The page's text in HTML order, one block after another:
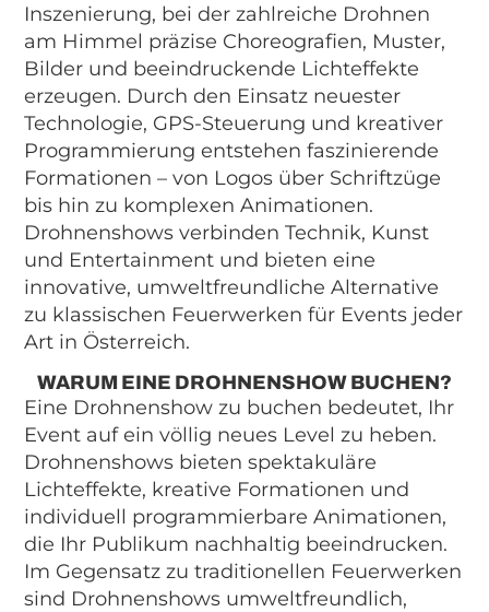
Inszenierung, bei der zahlreiche Drohnen
am Himmel präzise Choreografien, Muster,
Bilder und beeindruckende Lichteffekte
erzeugen. Durch den Einsatz neuester
Technologie, GPS-Steuerung und kreativer
Programmierung entstehen faszinierende
Formationen – von Logos über Schriftzüge
bis hin zu komplexen Animationen.
Drohnenshows verbinden Technik, Kunst
und Entertainment und bieten eine
innovative, umweltfreundliche Alternative
zu klassischen Feuerwerken für Events jeder
Art in Österreich.
WARUM EINE DROHNENSHOW BUCHEN?
Eine Drohnenshow zu buchen bedeutet, Ihr
Event auf ein völlig neues Level zu heben.
Drohnenshows bieten spektakuläre
Lichteffekte, kreative Formationen und
individuell programmierbare Animationen,
die Ihr Publikum nachhaltig beeindrucken.
Im Gegensatz zu traditionellen Feuerwerken
sind Drohnenshows umweltfreundlich,